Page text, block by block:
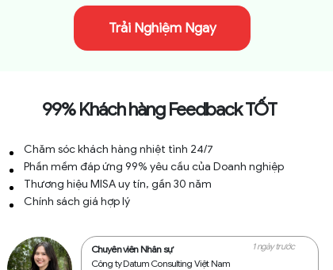
Trải Nghiệm Ngay
99% Khách hàng Feedback TỐT
Chăm sóc khách hàng nhiệt tình 24/7
Phần mềm đáp ứng 99% yêu cầu của Doanh nghiệp
Thương hiệu MISA uy tín, gần 30 năm
Chính sách giá hợp lý
Chuyên viên Nhân sự
Công ty Datum Consulting Việt Nam
1 ngày trước